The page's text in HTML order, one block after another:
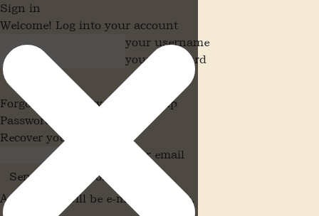
Sign in
Welcome! Log into your account
your username
your password
Forgot your password? Get help
Password recovery
Recover your password
your email
A password will be e-mailed to you.